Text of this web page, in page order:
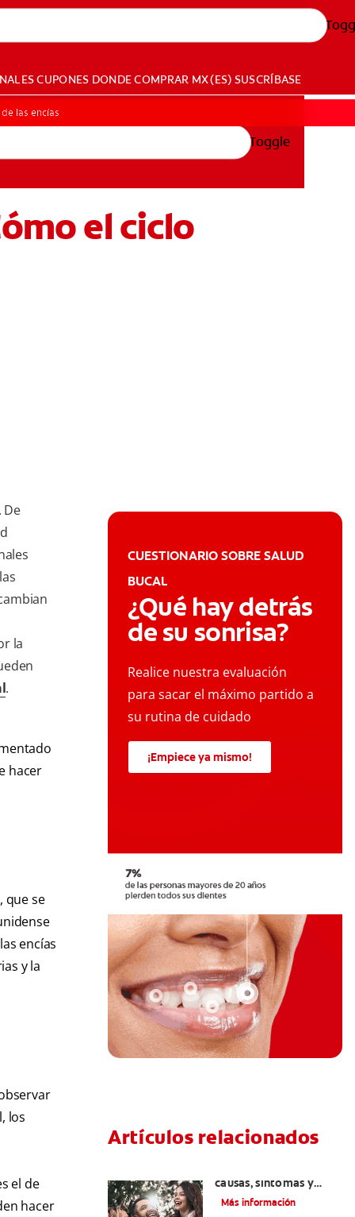
CUPONES DONDE COMPRAR MX (ES) SUSCRÍBASE
Toggle
las encías
el ciclo
De
la
.
hacer
que se
encías
y la
los
el de
hacer
CUESTIONARIO SOBRE SALUD
BUCAL
¿Qué hay detrás
de su sonrisa?
Realice nuestra evaluación
para sacar el máximo partido a
su rutina de cuidado
¡Empiece ya mismo!
Artículos relacionados
causas, síntomas y
cuidados
Más información